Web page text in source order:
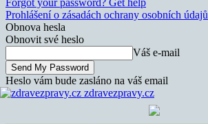
Forgot your password? Get help
Prohlášení o zásadách ochrany osobních údajů
Obnova hesla
Obnovit své heslo
Váš e-mail
Heslo vám bude zasláno na váš email
zdravezpravy.cz